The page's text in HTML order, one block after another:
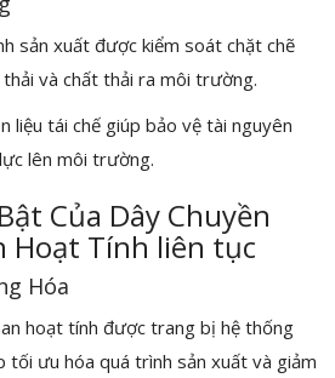
sản xuất được kiểm soát chặt chẽ
và chất thải ra môi trường.
liệu tái chế giúp bảo vệ tài nguyên
lên môi trường.
Của Dây Chuyền
Hoạt Tính liên tục
Hóa
hoạt tính được trang bị hệ thống
tối ưu hóa quá trình sản xuất và giảm